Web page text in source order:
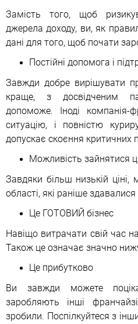
Замість того, щоб
джерела доходу, ви, як
дані для того, щоб почати
Постійні допомога і
Завжди добре вирішувати
краще, з досвідченим
допоможе. Іноді компанія-
ситуацію, і повністю
допускає скоєння критичних
Можливість зайнятися
Завдяки більш низькій ціні,
області, які раніше
Це ГОТОВИЙ бізнес
Навіщо витрачати свій час
Також це означає значно
Це прибутково
Ви завжди можете
заробляють інші
зробили. Поспілкуйтеся з